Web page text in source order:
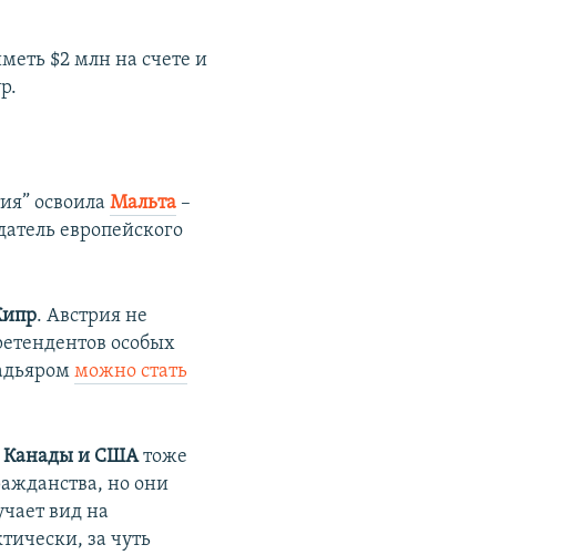
$2 млн на счете и
освоилаМальта –
европейского
. Австрия не
особых
можно стать
Канады и СШАтоже
но они
вид на
за чуть